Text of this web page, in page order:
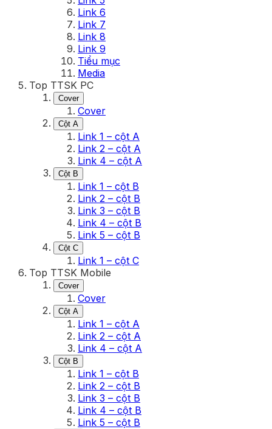
Link 6
Link 7
Link 8
Link 9
Tiểu mục
Media
Top TTSK PC
Cover
Cover
Cột A
Link 1 – cột A
Link 2 – cột A
Link 4 – cột A
Cột B
Link 1 – cột B
Link 2 – cột B
Link 3 – cột B
Link 4 – cột B
Link 5 – cột B
Cột C
Link 1 – cột C
Top TTSK Mobile
Cover
Cover
Cột A
Link 1 – cột A
Link 2 – cột A
Link 4 – cột A
Cột B
Link 1 – cột B
Link 2 – cột B
Link 3 – cột B
Link 4 – cột B
Link 5 – cột B